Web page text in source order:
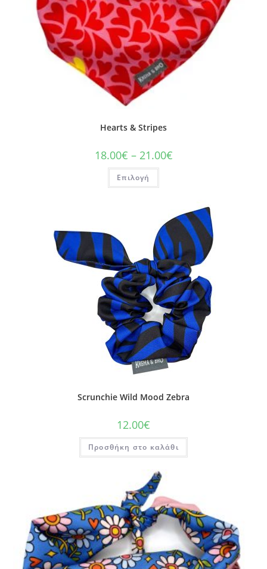
Hearts & Stripes
18.00€ – 21.00€
Επιλογή
Scrunchie Wild Mood Zebra
12.00€
Προσθήκη στο καλάθι